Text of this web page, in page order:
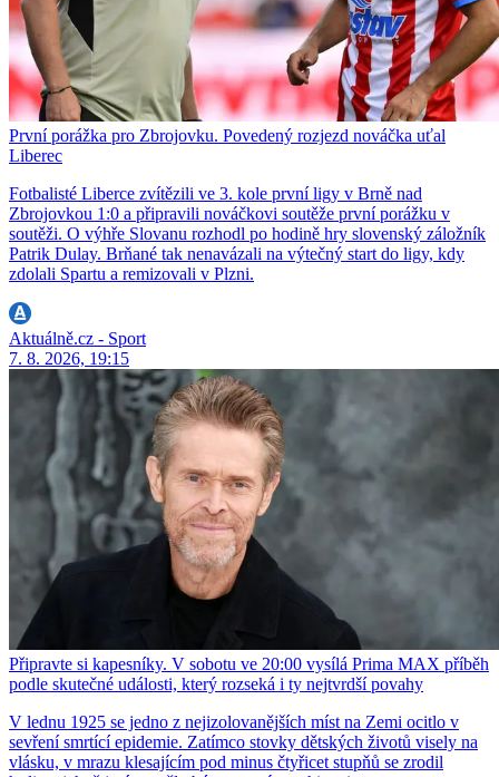
První porážka pro Zbrojovku. Povedený rozjezd nováčka uťal
Liberec
Fotbalisté Liberce zvítězili ve 3. kole první ligy v Brně nad
Zbrojovkou 1:0 a připravili nováčkovi soutěže první porážku v
soutěži. O výhře Slovanu rozhodl po hodině hry slovenský záložník
Patrik Dulay. Brňané tak nenavázali na výtečný start do ligy, kdy
zdolali Spartu a remizovali v Plzni.
Aktuálně.cz - Sport
7. 8. 2026, 19:15
Připravte si kapesníky. V sobotu ve 20:00 vysílá Prima MAX příběh
podle skutečné události, který rozseká i ty nejtvrdší povahy
V lednu 1925 se jedno z nejizolovanějších míst na Zemi ocitlo v
sevření smrtící epidemie. Zatímco stovky dětských životů visely na
vlásku, v mrazu klesajícím pod minus čtyřicet stupňů se zrodil